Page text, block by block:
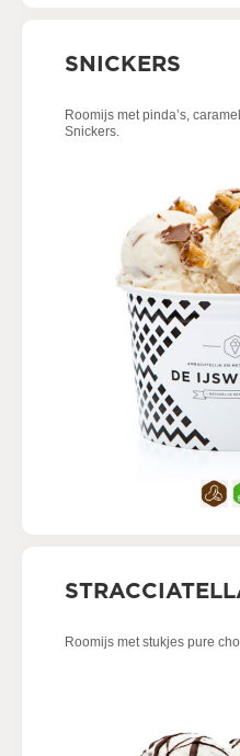
SNICKERS
Roomijs met pinda’s,
Snickers.
Roomijs met stukjes pure